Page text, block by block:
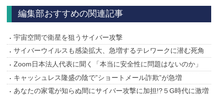
へ
へ
編集部おすすめの関連記事
宇宙空間で衛星を狙うサイバー攻撃
サイバーウイルスも感染拡大、急増するテレワークに潜む死角
Zoom日本法人代表に聞く「本当に安全性に問題はないのか」
キャッシュレス隆盛の陰で”ショートメール詐欺”が急増
あなたの家電が知らぬ間にサイバー攻撃に加担!?５G時代に激増